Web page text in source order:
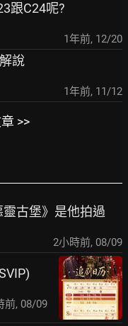
跟C24呢?
1年前, 12/20
說
1年前, 11/12
>>
靈古堡》是他拍過
2小時前, 08/09
前, 08/09